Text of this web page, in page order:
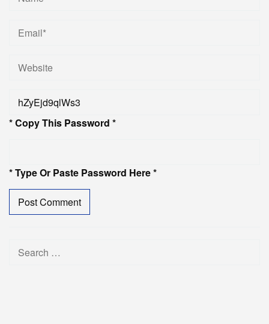
* Copy This Password *
* Type Or Paste Password Here *
Search